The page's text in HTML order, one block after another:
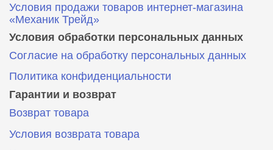
Условия продажи товаров интернет-магазина
«Механик Трейд»
Условия обработки персональных данных
Согласие на обработку персональных данных
Политика конфиденциальности
Гарантии и возврат
Возврат товара
Условия возврата товара